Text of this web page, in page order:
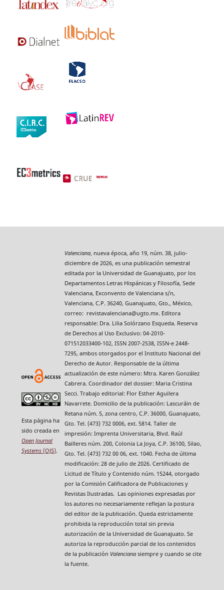
Esta página ha
sido creada en
Open Journal
Systems(OJS).
Valenciana, nueva época, año 19, núm. 38, julio-
diciembre de 2026, es una publicación semestral
editada por la Universidad de Guanajuato, por los
Departamentos Letras Hispánicas y Filosofía, Sede
Valenciana, Exconvento de Valenciana s/n,
Valenciana, C.P. 36240, Guanajuato, Gto., México,
correo: revistavalenciana@ugto.mx. Editora
responsable: Dra. Lilia Solórzano Esqueda. Reserva
de Derechos al Uso Exclusivo: 04-2010-
071512033400-102, ISSN 2007-2538, ISSN-e 2448-
7295, ambos otorgados por el Instituto Nacional del
Derecho de Autor. Responsable de la última
actualización de este número: Mtra. Karen González
Cabrera. Coordinador del dossier: Maria Cristina
Secci. Trabajo editorial: Flor Esther Aguilera
Navarrete. Domicilio de la publicación: Lascuráin de
Retana núm. 5, zona centro, C.P. 36000, Guanajuato,
Gto. Tel. (473) 732 0006, ext. 5814. Taller de
impresión: Imprenta Universitaria, Blvd. Raúl
Bailleres núm. 200, Colonia La Joya, C.P. 36100, Silao,
Gto. Tel. (473) 732 00 06, ext. 1040. Fecha de última
modificación: 28 de julio de 2026. Certificado de
Licitud de Título y Contenido núm. 15244, otorgado
por la Comisión Calificadora de Publicaciones y
Revistas Ilustradas. Las opiniones expresadas por
los autores no necesariamente reflejan la postura
del editor de la publicación. Queda estrictamente
prohibida la reproducción total sin previa
autorización de la Universidad de Guanajuato. Se
autoriza la reproducción parcial de los contenidos
de la publicación Valencianasiempre y cuando se cite
la fuente.